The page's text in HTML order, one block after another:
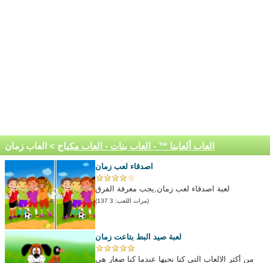
العاب ألعابنا ™ - العاب بنات - العاب مكياج > العاب زمان
اصدقاء لعب زمان
لعبة اصدقاء لعب زمان,يجب معرفة الفرق
(مرات اللعب: 3 137)
لعبة صيد البط بتاعت زمان
من أكثر الالعاب التي كنا نحبها عندما كنا صغار هي